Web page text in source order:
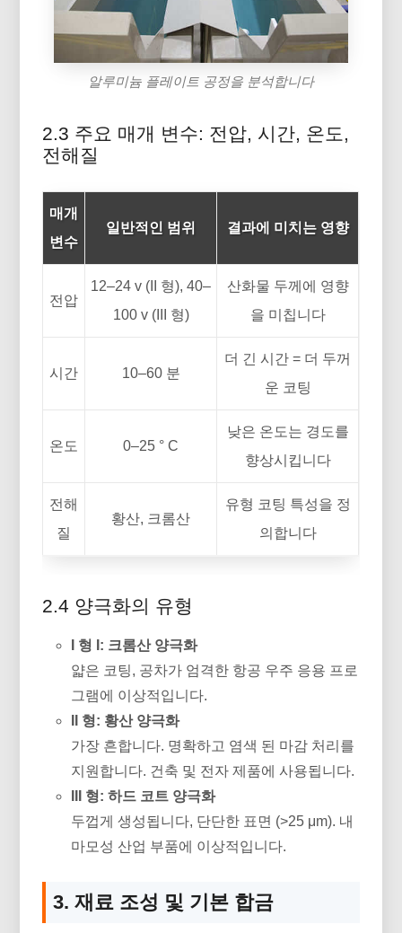
알루미늄 플레이트 공정을 분석합니다
2.3 주요 매개 변수: 전압, 시간, 온도,
전해질
매개
변수
일반적인 범위 결과에 미치는 영향
전압
12–24 v (II 형), 40–
100 v (III 형)
산화물 두께에 영향
을 미칩니다
시간 10–60 분
더 긴 시간 = 더 두꺼
운 코팅
온도 0–25 ° C
낮은 온도는 경도를
향상시킵니다
전해
질
황산, 크롬산
유형 코팅 특성을 정
의합니다
2.4 양극화의 유형
I 형 I: 크롬산 양극화
얇은 코팅, 공차가 엄격한 항공 우주 응용 프로
그램에 이상적입니다.
II 형: 황산 양극화
가장 흔합니다. 명확하고 염색 된 마감 처리를
지원합니다. 건축 및 전자 제품에 사용됩니다.
III 형: 하드 코트 양극화
두껍게 생성됩니다, 단단한 표면 (>25 μm). 내
마모성 산업 부품에 이상적입니다.
3. 재료 조성 및 기본 합금